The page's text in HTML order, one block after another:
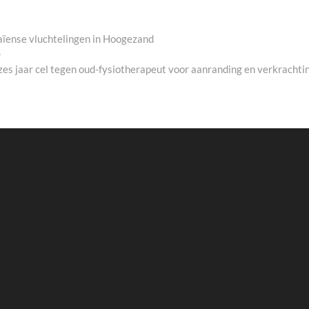
vluchtelingen in Hoogezand
Next
post:jaar cel tegen oud-fysiotherapeut voor aanranding en